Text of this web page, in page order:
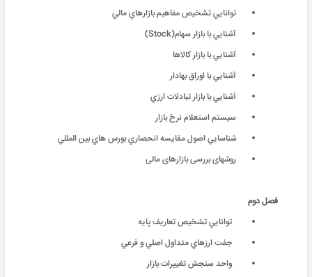
توانايي تشخيص مفاهيم بازارهاي مالي
آشنايي با بازار سهام(Stock)
آشنايي با بازار كالاها
آشنايي با اوراق بهادار
آشنايي با بازار تبادلات ارزي
سیستم استعلام نرخ بازار
شناسايي اصول مقايسه انحصاري بورس هاي بين المللي
روشهای بررسی بازارهای مالی
فصل دوم
توانايي تشخيص تعاريف پايه
جفت ارزهاي متداول اصلي و فرعي
واحد سنجش تغییرات بازار